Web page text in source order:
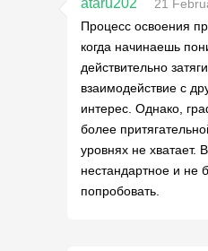
ataru202
21
Процесс освоения
когда начинаешь
действительно
взаимодействие с
интерес. Однако,
более
уровнях не хватает.
нестандартное и не
попробовать.